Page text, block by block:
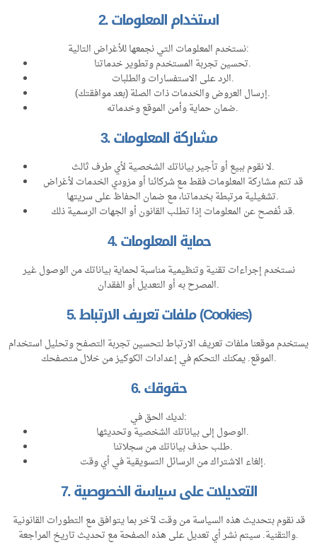
2. استخدام المعلومات
نستخدم المعلومات التي نجمعها للأغراض التالية:
تحسين تجربة المستخدم وتطوير خدماتنا.
الرد على الاستفسارات والطلبات.
إرسال العروض والخدمات ذات الصلة (بعد موافقتك).
ضمان حماية وأمن الموقع وخدماته.
3. مشاركة المعلومات
لا نقوم ببيع أو تأجير بياناتك الشخصية لأي طرف ثالث.
قد تتم مشاركة المعلومات فقط مع شركائنا أو مزودي الخدمات لأغراض
تشغيلية مرتبطة بخدماتنا، مع ضمان الحفاظ على سريتها.
قد نُفصح عن المعلومات إذا تطلب القانون أو الجهات الرسمية ذلك.
4. حماية المعلومات
نستخدم إجراءات تقنية وتنظيمية مناسبة لحماية بياناتك من الوصول غير
المصرح به أو التعديل أو الفقدان.
5. ملفات تعريف الارتباط (Cookies)
يستخدم موقعنا ملفات تعريف الارتباط لتحسين تجربة التصفح وتحليل استخدام
الموقع. يمكنك التحكم في إعدادات الكوكيز من خلال متصفحك.
6. حقوقك
لديك الحق في:
الوصول إلى بياناتك الشخصية وتحديثها.
طلب حذف بياناتك من سجلاتنا.
إلغاء الاشتراك من الرسائل التسويقية في أي وقت.
7. التعديلات على سياسة الخصوصية
قد نقوم بتحديث هذه السياسة من وقت لآخر بما يتوافق مع التطورات القانونية
والتقنية. سيتم نشر أي تعديل على هذه الصفحة مع تحديث تاريخ المراجعة.